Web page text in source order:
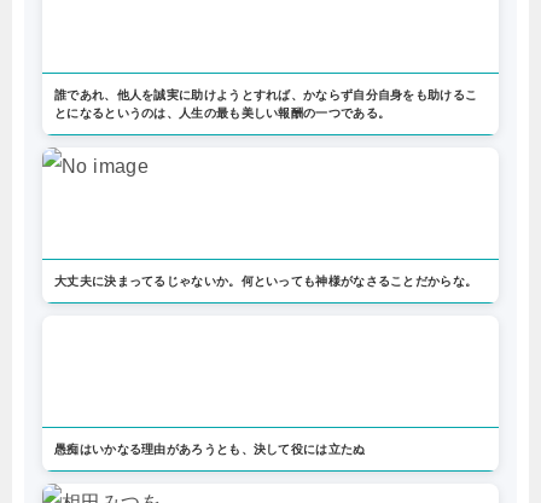
誰であれ、他人を誠実に助けようとすれば、かならず自分自身をも助けるこ
とになるというのは、人生の最も美しい報酬の一つである。
大丈夫に決まってるじゃないか。何といっても神様がなさることだからな。
愚痴はいかなる理由があろうとも、決して役には立たぬ